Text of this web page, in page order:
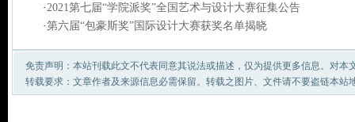
·2021第七届“学院派奖”全国艺术与设计大赛征集公告
·第六届“包豪斯奖”国际设计大赛获奖名单揭晓
免责声明：本站刊载此文不代表同意其说法或描述，仅为提供更多信息。对本
转载要求：文章作者及来源信息必需保留。转载之图片、文件请不要盗链本站